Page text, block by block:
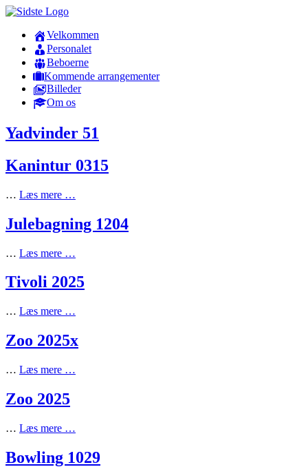
Velkommen
Personalet
Beboerne
Kommende arrangementer
Billeder
Om os
Yadvinder 51
Kanintur 0315
… Læs mere …
Julebagning 1204
… Læs mere …
Tivoli 2025
… Læs mere …
Zoo 2025x
… Læs mere …
Zoo 2025
… Læs mere …
Bowling 1029